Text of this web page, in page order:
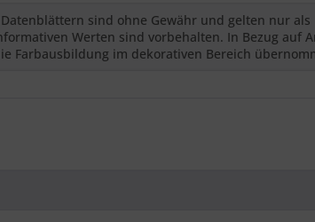
sind ohne Gewähr und gelten nur
Werten sind vorbehalten. In Bezug
Farbausbildung im dekorativen Bereich